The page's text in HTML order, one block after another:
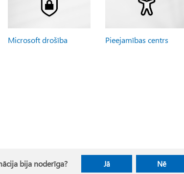
Microsoft drošība Pieejamības centrs
bija noderīga? Jā Nē